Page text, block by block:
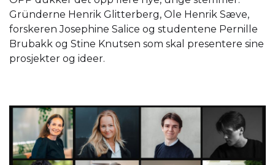
Gründerne Henrik Glitterberg, Ole Henrik Sæve,
forskeren Josephine Salice og studentene Pernille
Brubakk og Stine Knutsen som skal presentere sine
prosjekter og ideer.